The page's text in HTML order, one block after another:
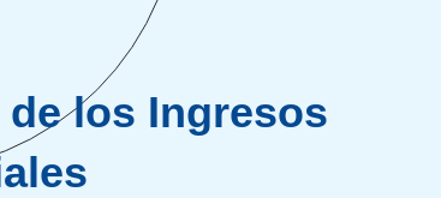
los Ingresos